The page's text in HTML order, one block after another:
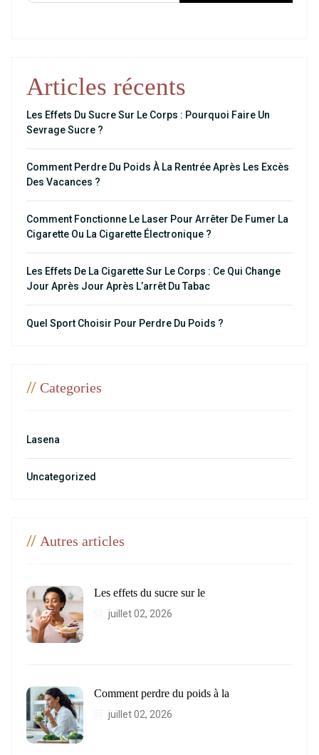
Articles récents
Les Effets Du Sucre Sur Le Corps : Pourquoi Faire Un
Sevrage Sucre ?
Comment Perdre Du Poids À La Rentrée Après Les Excès
Des Vacances ?
Comment Fonctionne Le Laser Pour Arrêter De Fumer La
Cigarette Ou La Cigarette Électronique ?
Les Effets De La Cigarette Sur Le Corps : Ce Qui Change
Jour Après Jour Après L’arrêt Du Tabac
Quel Sport Choisir Pour Perdre Du Poids ?
// Categories
Lasena
Uncategorized
// Autres articles
Les effets du sucre sur le
juillet 02, 2026
Comment perdre du poids à la
juillet 02, 2026